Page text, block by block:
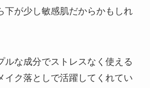
下が少し敏感肌だからかもしれ
ルな成分でストレスなく使える
イク落としで活躍してくれてい